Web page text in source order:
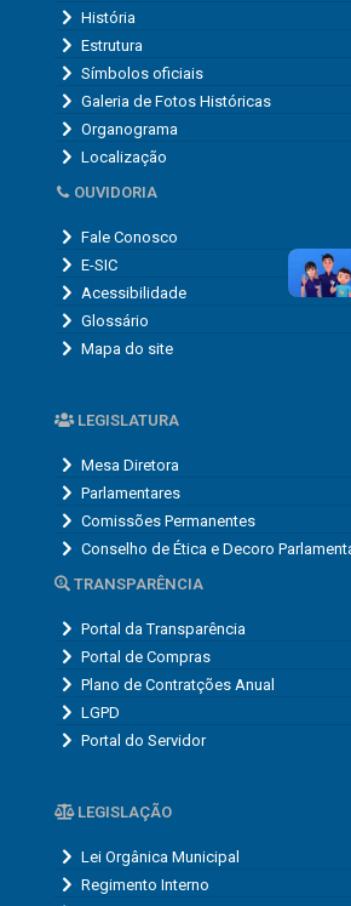
História
Estrutura
Símbolos oficiais
Galeria de Fotos Históricas
Organograma
Localização
OUVIDORIA
Fale Conosco
E-SIC
Acessibilidade
Glossário
Mapa do site
LEGISLATURA
Mesa Diretora
Parlamentares
Comissões Permanentes
Conselho de Ética e Decoro
TRANSPARÊNCIA
Portal da Transparência
Portal de Compras
Plano de Contratções Anual
LGPD
Portal do Servidor
LEGISLAÇÃO
Lei Orgânica Municipal
Regimento Interno